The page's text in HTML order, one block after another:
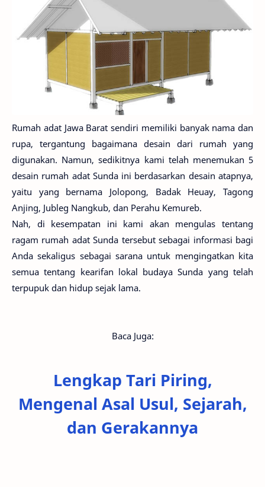
Rumah adat Jawa Barat sendiri memiliki banyak nama dan
rupa, tergantung bagaimana desain dari rumah yang
digunakan. Namun, sedikitnya kami telah menemukan 5
desain rumah adat Sunda ini berdasarkan desain atapnya,
yaitu yang bernama Jolopong, Badak Heuay, Tagong
Anjing, Jubleg Nangkub, dan Perahu Kemureb.
Nah, di kesempatan ini kami akan mengulas tentang
ragam rumah adat Sunda tersebut sebagai informasi bagi
Anda sekaligus sebagai sarana untuk mengingatkan kita
semua tentang kearifan lokal budaya Sunda yang telah
terpupuk dan hidup sejak lama.
Baca Juga:
Lengkap Tari Piring,
Mengenal Asal Usul, Sejarah,
dan Gerakannya